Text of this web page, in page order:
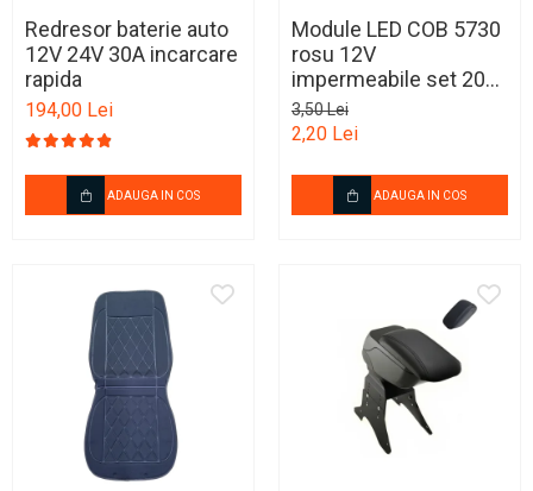
Redresor baterie auto
12V 24V 30A incarcare
rapida
194,00 Lei
ADAUGA IN COS
Module LED COB 5730
rosu 12V
impermeabile set 20
buc
3,50 Lei
2,20 Lei
ADAUGA IN COS